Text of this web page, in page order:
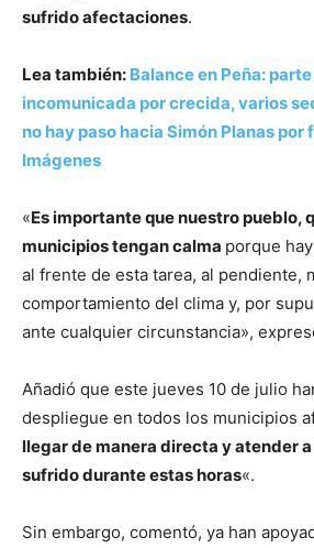
sufrido afectaciones.
Lea también: Balance en Peña:
incomunicada por crecida, varios
no hay paso hacia Simón Planas
Imágenes
«Es importante que nuestro pueblo,
municipios tengan calma porque
al frente de esta tarea, al pendiente,
comportamiento del clima y, por
ante cualquier circunstancia»,
Añadió que este jueves 10 de julio
despliegue en todos los municipios
llegar de manera directa y atender a
sufrido durante estas horas«.
Sin embargo, comentó, ya han